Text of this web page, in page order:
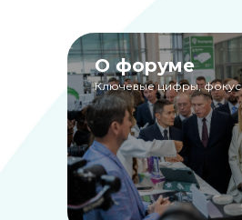
О форуме
Ключевые цифры,